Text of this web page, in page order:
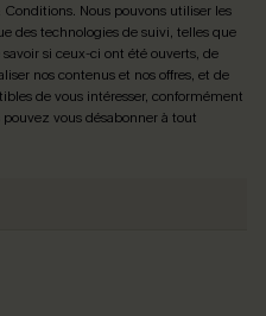
Conditions. Nous pouvons utiliser les
des technologies de suivi, telles que
si ceux-ci ont été ouverts, de
nos contenus et nos offres, et de
de vous intéresser, conformément
pouvez vous désabonner à tout